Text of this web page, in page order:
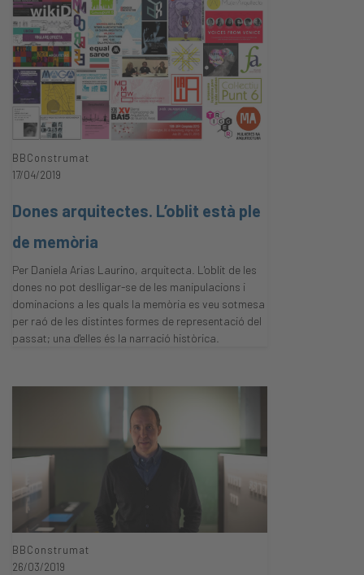
BBConstrumat
17/04/2019
Dones arquitectes. L’oblit està ple
de memòria
Per Daniela Arias Laurino, arquitecta. L'oblit de les
dones no pot deslligar-se de les manipulacions i
dominacions a les quals la memòria es veu sotmesa
per raó de les distintes formes de representació del
passat; una d'elles és la narració històrica.
BBConstrumat
26/03/2019